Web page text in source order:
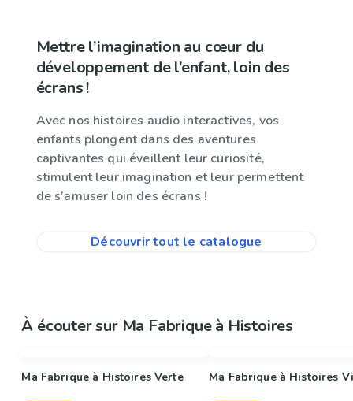
Mettre l’imagination au cœur du
développement de l’enfant, loin des
écrans !
Avec nos histoires audio interactives, vos
enfants plongent dans des aventures
captivantes qui éveillent leur curiosité,
stimulent leur imagination et leur permettent
de s’amuser loin des écrans !
Découvrir tout le catalogue
À écouter sur Ma Fabrique à Histoires
Ma Fabrique à Histoires Verte Ma Fabrique à Histoires